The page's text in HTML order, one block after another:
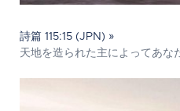
詩篇 115:15 (JPN) »
天地を造られた主によってあな